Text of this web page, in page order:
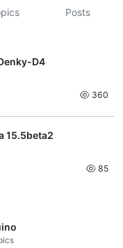
Posts
D4
360
15.5beta2
85